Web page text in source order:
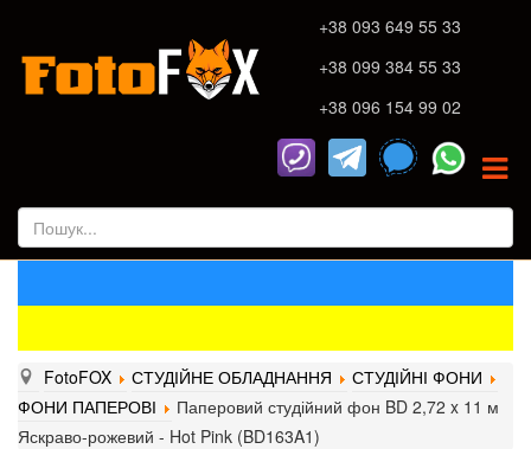
+38 093 649 55 33
+38 099 384 55 33
+38 096 154 99 02
FotoFOX СТУДІЙНЕ ОБЛАДНАННЯ
СТУДІЙНІ ФОНИ
ФОНИ ПАПЕРОВІ
Паперовий студійний фон BD 2,72 x 11 м
Яскраво-рожевий - Hot Pink (BD163A1)